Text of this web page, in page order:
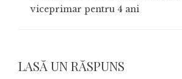
viceprimar pentru 4 ani
LASĂ UN RĂSPUNS